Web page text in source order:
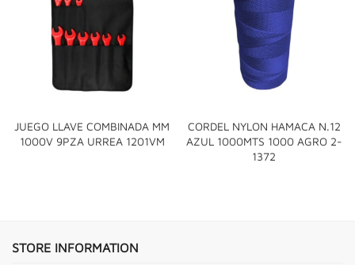
JUEGO LLAVE COMBINADA MM
1000V 9PZA URREA 1201VM
CORDEL NYLON HAMACA N.12
AZUL 1000MTS 1000 AGRO 2-
1372
STORE INFORMATION